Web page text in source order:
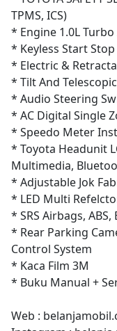
TPMS, ICS)
* Engine 1.0L
* Keyless Start
* Electric &
* Tilt And
* Audio Steering
* AC Digital Single
* Speedo Meter
* Toyota Headunit
Multimedia,
* Adjustable Jok
* LED Multi
* SRS Airbags, ABS,
* Rear Parking
Control System
* Kaca Film 3M
* Buku Manual +
Web :